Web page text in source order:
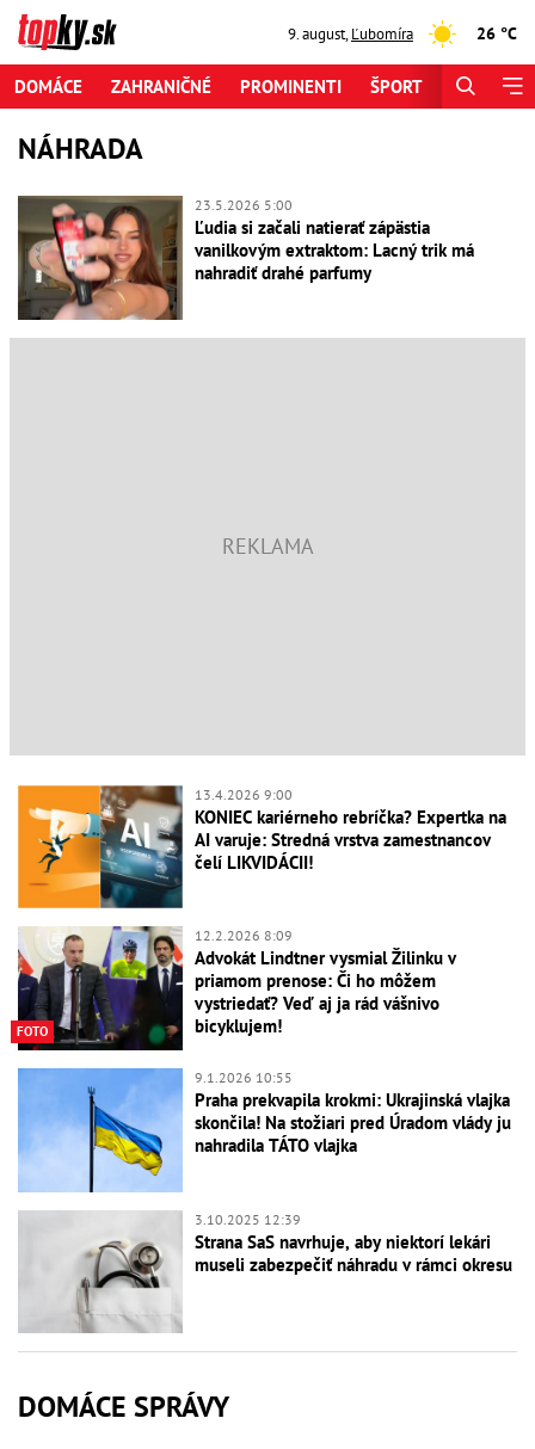
9. august,Ľubomíra 26 °C
DOMÁCE ZAHRANIČNÉ PROMINENTI ŠPORT
NÁHRADA
23.5.2026 5:00
Ľudia si začali natierať zápästia
vanilkovým extraktom: Lacný trik má
nahradiť drahé parfumy
13.4.2026 9:00
KONIEC kariérneho rebríčka? Expertka na
AI varuje: Stredná vrstva zamestnancov
čelí LIKVIDÁCII!
FOTO
12.2.2026 8:09
Advokát Lindtner vysmial Žilinku v
priamom prenose: Či ho môžem
vystriedať? Veď aj ja rád vášnivo
bicyklujem!
9.1.2026 10:55
Praha prekvapila krokmi: Ukrajinská vlajka
skončila! Na stožiari pred Úradom vlády ju
nahradila TÁTO vlajka
3.10.2025 12:39
Strana SaS navrhuje, aby niektorí lekári
museli zabezpečiť náhradu v rámci okresu
DOMÁCE SPRÁVY